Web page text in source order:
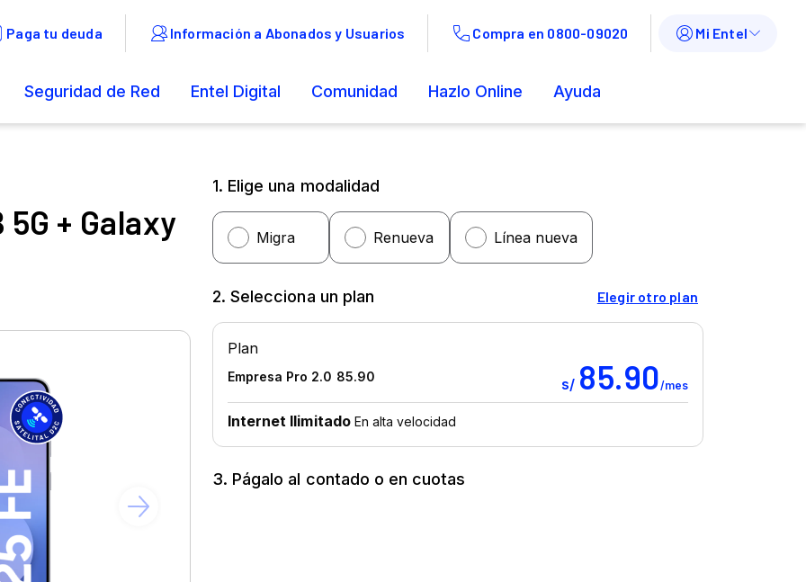
+ Galaxy
1. Elige una modalidad
2. Selecciona un plan
3. Págalo al contado o en cuotas